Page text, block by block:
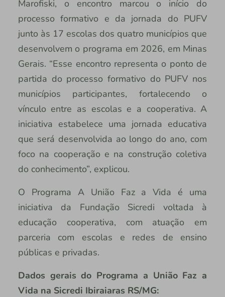
Marofiski, o encontro marcou o início do
processo formativo e da jornada do PUFV
junto às 17 escolas dos quatro municípios que
desenvolvem o programa em 2026, em Minas
Gerais. “Esse encontro representa o ponto de
partida do processo formativo do PUFV nos
municípios participantes, fortalecendo o
vínculo entre as escolas e a cooperativa. A
iniciativa estabelece uma jornada educativa
que será desenvolvida ao longo do ano, com
foco na cooperação e na construção coletiva
do conhecimento”, explicou.
O Programa A União Faz a Vida é uma
iniciativa da Fundação Sicredi voltada à
educação cooperativa, com atuação em
parceria com escolas e redes de ensino
públicas e privadas.
Dados gerais do Programa a União Faz a
Vida na Sicredi Ibiraiaras RS/MG: